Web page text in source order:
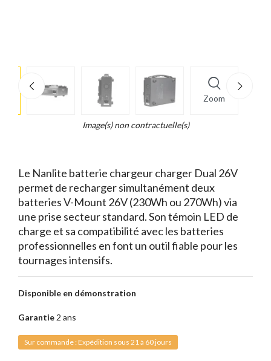
Zoom
Image(s) non contractuelle(s)
Le Nanlite batterie chargeur charger Dual 26V
permet de recharger simultanément deux
batteries V-Mount 26V (230Wh ou 270Wh) via
une prise secteur standard. Son témoin LED de
charge et sa compatibilité avec les batteries
professionnelles en font un outil fiable pour les
tournages intensifs.
Disponible en démonstration
Garantie 2 ans
Sur commande : Expédition sous 21 à 60 jours